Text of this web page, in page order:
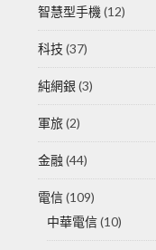
智慧型手機 (12)
科技 (37)
純網銀 (3)
軍旅(2)
金融 (44)
電信(109)
中華電信(10)